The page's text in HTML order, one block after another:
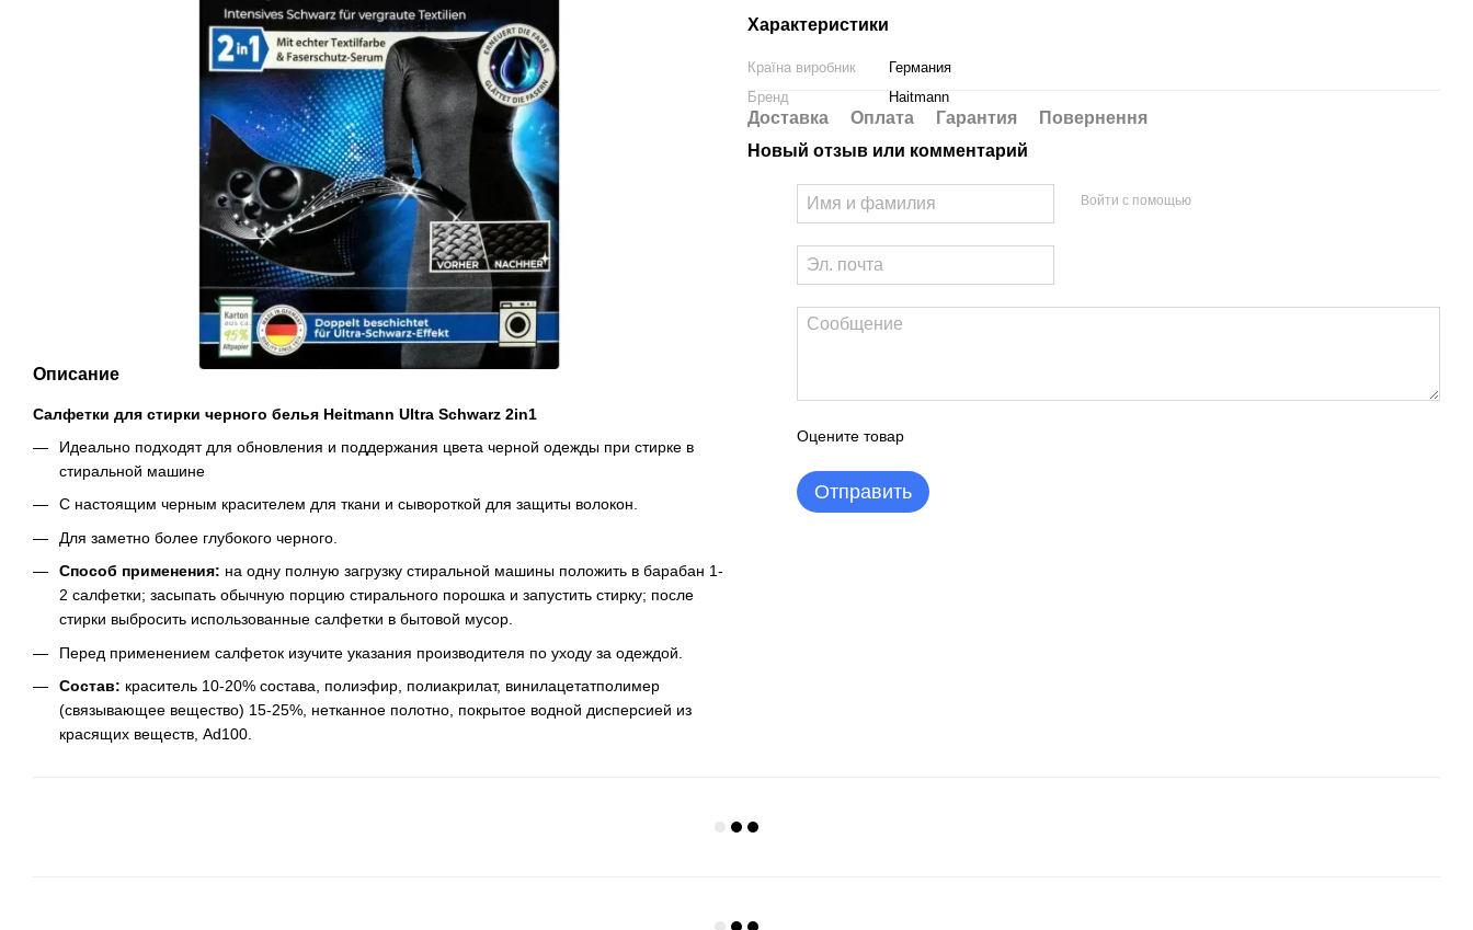
Описание
Салфетки для стирки черного белья Heitmann Ultra Schwarz 2in1
Идеально подходят для обновления и поддержания цвета черной одежды при стирке в
стиральной машине
С настоящим черным красителем для ткани и сывороткой для защиты волокон.
Для заметно более глубокого черного.
Способ применения: на одну полную загрузку стиральной машины положить в барабан 1-
2 салфетки; засыпать обычную порцию стирального порошка и запустить стирку; после
стирки выбросить использованные салфетки в бытовой мусор.
Перед применением салфеток изучите указания производителя по уходу за одеждой.
Состав: краситель 10-20% состава, полиэфир, полиакрилат, винилацетатполимер
(связывающее вещество) 15-25%, нетканное полотно, покрытое водной дисперсией из
красящих веществ, Ad100.
Характеристики
Країна виробник
Германия
Бренд
Haitmann
Доставка Оплата Гарантия
Повернення
Новый отзыв или комментарий
Войти с помощью
Оцените товар
Отправить